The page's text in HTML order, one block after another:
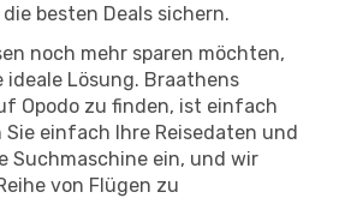
besten Deals sichern.
noch mehr sparen möchten,
ideale Lösung. Braathens
Opodo zu finden, ist einfach
Sie einfach Ihre Reisedaten und
Suchmaschine ein, und wir
von Flügen zu